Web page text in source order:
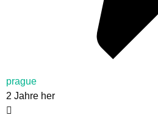
prague
2 Jahre her